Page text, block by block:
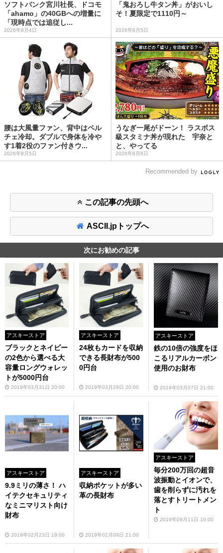
ソフトバンク宮川社長、ドコモ
「ahamo」の40GBへの増量に
「現時点では追従し...
2026年8月4日
「鬼おろし牛タン丼」がおいし
そ！夏限定で1110円～
2026年8月5日
腰は大風量ファン、背中はペル
チェ冷却。ダブルで身体を冷や
す1着2役のファン付きウ...
2026年8月5日
うなぎ一尾がドーン！ ラスボス
級スタミナ丼が現れた 宇奈と
と、やってる
2026年8月6日
Recommended by
この記事の先頭へ
ASCII.jpトップへ
次にお勧めの記事
アスキーストア
ブラックとネイビー
の2色から選べる大
容量ロングウォレッ
トが5000円台
2019年03月31日 20:00
アスキーストア
24枚もカードを収納
できる長財布が500
0円台
2019年03月29日 20:00
アスキーストア
鉄の10倍の強度をほ
こるリアルカーボン
使用のお財布
2019年03月07日 21:00
アスキーストア
9.9ミリの薄さ！ ハ
イテクセキュリティ
なミニマリスト向け
財布
2019年02月23日 19:00
アスキーストア
収納ポケットが多い
革の長財布
2019年02月09日 21:00
アスキーストア
毎分200万回の超音
波振動とイオンで、
歯を削らずに汚れを
落とすトリートメン
ト
2019年09月11日 10:00